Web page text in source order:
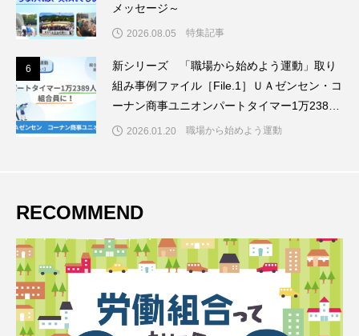
メッセージ～
2026.08.05 特集記事
6
新シリーズ 「職場から始めよう運動」取り
組み事例ファイル［File.1］ＵＡゼンセン・コ
ーナン商事ユニオンパートタイマー1万2389
人を組合員に！
2026.01.20 職場から始めよう運動
RECOMMEND